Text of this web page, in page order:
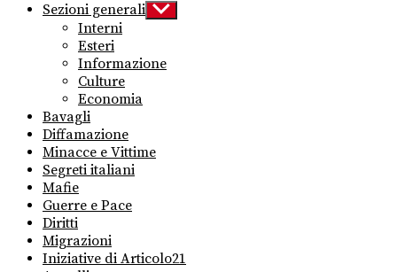
Sezioni generali Show
sub
Interni
Esteri
Informazione
Culture
Economia
Bavagli
Diffamazione
Minacce e Vittime
Segreti italiani
Mafie
Guerre e Pace
Diritti
Migrazioni
Iniziative di Articolo21